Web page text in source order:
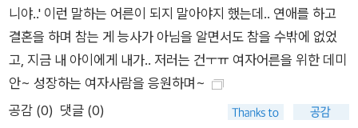
니야..' 이런 말하는 어른이 되지 말아야지 했는데.. 연애를 하고
결혼을 하며 참는 게 능사가 아님을 알면서도 참을 수밖에 없었
고, 지금 내 아이에게 내가.. 저러는 건ㅜㅠ 여자어른을 위한 데미
안~ 성장하는 여자사람을 응원하며~
공감 (0) 댓글 (0)